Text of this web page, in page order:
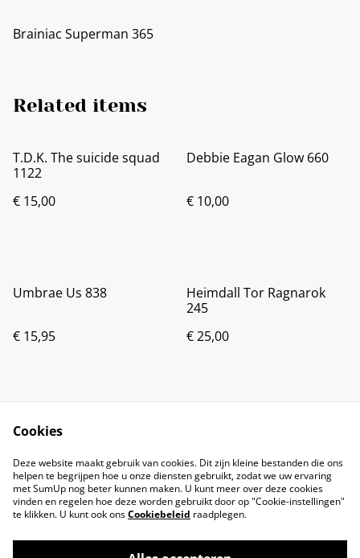
Brainiac Superman 365
Related items
T.D.K. The suicide squad
1122
€ 15,00
Debbie Eagan Glow 660
€ 10,00
Umbrae Us 838
€ 15,95
Heimdall Tor Ragnarok
245
€ 25,00
Cookies
Deze website maakt gebruik van cookies. Dit zijn kleine bestanden die ons
helpen te begrijpen hoe u onze diensten gebruikt, zodat we uw ervaring
met SumUp nog beter kunnen maken. U kunt meer over deze cookies
vinden en regelen hoe deze worden gebruikt door op "Cookie-instellingen"
te klikken. U kunt ook onsCookiebeleid raadplegen.